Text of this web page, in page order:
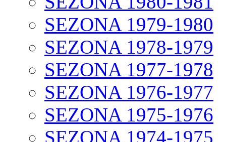
SEZONA 1979-1980
SEZONA 1978-1979
SEZONA 1977-1978
SEZONA 1976-1977
SEZONA 1975-1976
SEZONA 1974-1975